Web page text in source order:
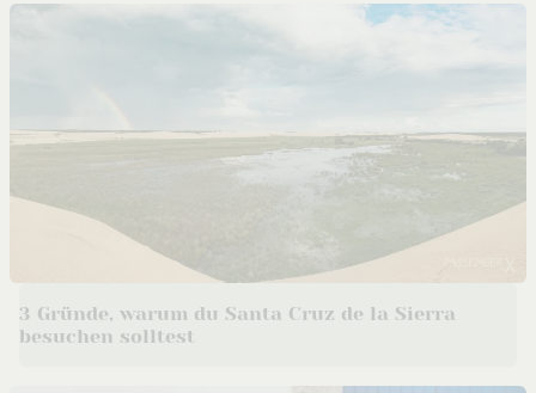
3 Gründe, warum du Santa Cruz de la Sierra
besuchen solltest